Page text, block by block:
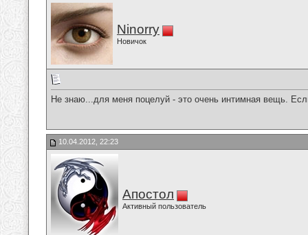
Ninorry
Новичок
Не знаю...для меня поцелуй - это очень интимная вещь.
10.04.2012, 22:23
Апостол
Активный пользователь